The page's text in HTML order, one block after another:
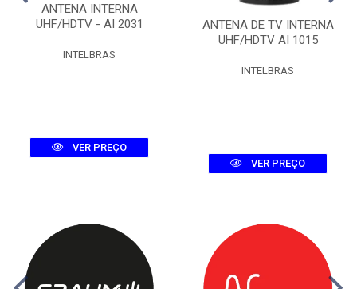
ANTENA INTERNA
UHF/HDTV - AI 2031
INTELBRAS
VER PREÇO
ANTENA DE TV INTERNA
UHF/HDTV AI 1015
INTELBRAS
VER PREÇO